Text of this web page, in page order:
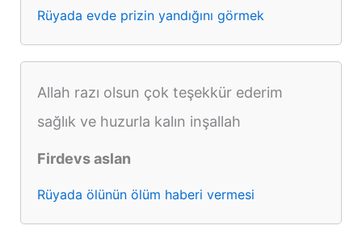
Rüyada evde prizin yandığını görmek
Allah razı olsun çok teşekkür ederim
sağlık ve huzurla kalın inşallah
Firdevs aslan
Rüyada ölünün ölüm haberi vermesi